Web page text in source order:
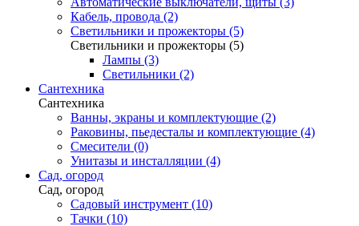
Кабель, провода (2)
Светильники и прожекторы (5)
Светильники и прожекторы (5)
Лампы (3)
Светильники (2)
Сантехника
Сантехника
Ванны, экраны и комплектующие (2)
Раковины, пьедесталы и комплектующие (4)
Смесители (0)
Унитазы и инсталляции (4)
Сад, огород
Сад, огород
Садовый инструмент (10)
Тачки (10)